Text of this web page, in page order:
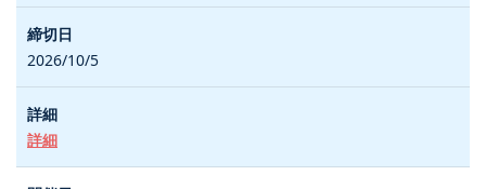
2026/10/5
詳細